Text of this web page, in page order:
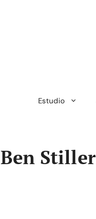
Estudio
Ben Stiller